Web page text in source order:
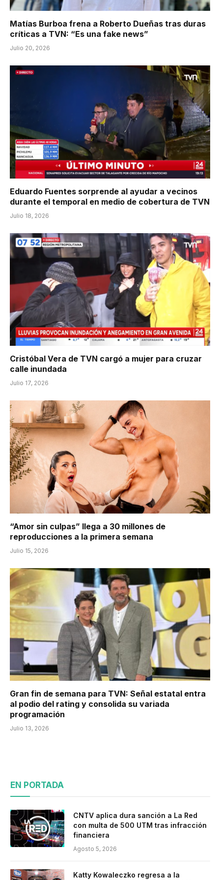
Matías Burboa frena a Roberto Dueñas tras duras
críticas a TVN: “Es una fake news”
Julio 20, 2026
Eduardo Fuentes sorprende al ayudar a vecinos
durante el temporal en medio de cobertura de TVN
Julio 18, 2026
Cristóbal Vera de TVN cargó a mujer para cruzar
calle inundada
Julio 17, 2026
“Amor sin culpas” llega a 30 millones de
reproducciones a la primera semana
Julio 15, 2026
Gran fin de semana para TVN: Señal estatal entra
al podio del rating y consolida su variada
programación
Julio 13, 2026
EN PORTADA
CNTV aplica dura sanción a La Red
con multa de 500 UTM tras infracción
financiera
Agosto 5, 2026
Katty Kowaleczko regresa a la